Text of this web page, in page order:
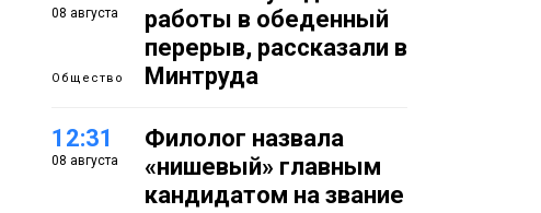
08 августа
Общество
работы в обеденный
перерыв, рассказали в
Минтруда
12:31
08 августа
Филолог назвала
«нишевый» главным
кандидатом на звание